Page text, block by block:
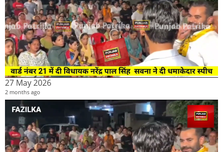
27 May 2026
2 months ago